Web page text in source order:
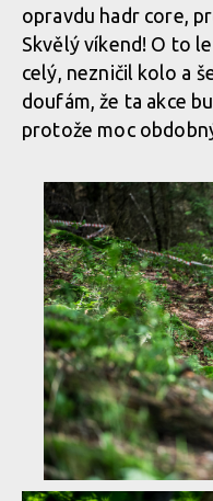
opravdu hadr core,
Skvělý víkend! O to
celý, nezničil kolo a
doufám, že ta akce
protože moc